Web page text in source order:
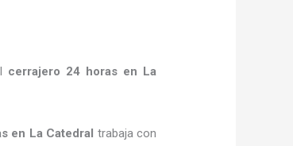
cerrajero 24 horas en La
en La Catedral trabaja con